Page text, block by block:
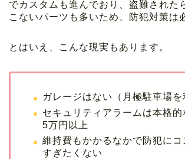
でカスタムも進んでおり、盗難された
こないパーツも多いため、防犯対策は
とはいえ、こんな現実もあります。
ガレージはない（月極駐車場を
セキュリティアラームは本格的
5万円以上
維持費もかかるなかで防犯にコ
すぎたくない